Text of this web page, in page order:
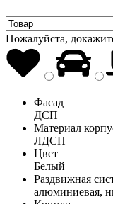
Пожалуйста,
Фасад
ДСП
Материал
ЛДСП
Цвет
Белый
Раздвижная
алюминиевая,